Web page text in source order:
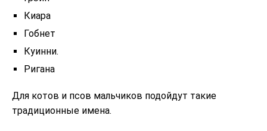
Киара
Гобнет
Куинни.
Ригана
Для котов и псов мальчиков подойдут такие
традиционные имена.